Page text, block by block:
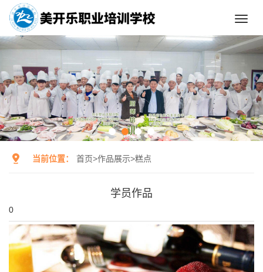
当前位置： 首页>作品展示>糕点
学员作品
0